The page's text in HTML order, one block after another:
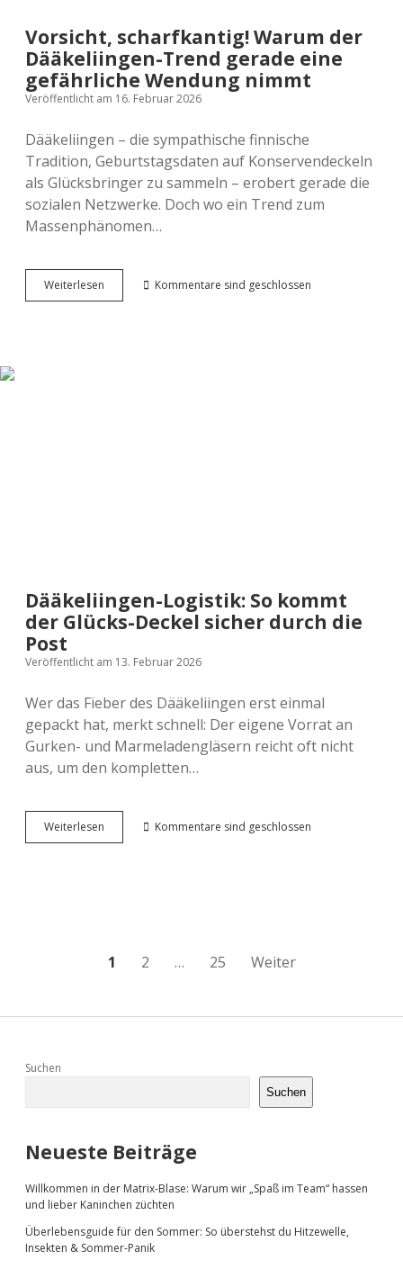
Vorsicht, scharfkantig! Warum der
Dääkeliingen-Trend gerade eine
gefährliche Wendung nimmt
Veröffentlicht am 16. Februar 2026
Dääkeliingen – die sympathische finnische
Tradition, Geburtstagsdaten auf Konservendeckeln
als Glücksbringer zu sammeln – erobert gerade die
sozialen Netzwerke. Doch wo ein Trend zum
Massenphänomen…
Weiterlesen Vorsicht,
scharfkantig!
Kommentare sind geschlossen
Dääkeliingen-Logistik: So kommt
der Glücks-Deckel sicher durch die
Post
Veröffentlicht am 13. Februar 2026
Wer das Fieber des Dääkeliingen erst einmal
gepackt hat, merkt schnell: Der eigene Vorrat an
Gurken- und Marmeladengläsern reicht oft nicht
aus, um den kompletten…
Weiterlesen Dääkeliingen-
Logistik:
durch
die
Kommentare sind geschlossen
Seitennummerierung
1 2 … 25 Weiter
Sidebar
Suchen
Suchen
Neueste Beiträge
Willkommen in der Matrix-Blase: Warum wir „Spaß im Team“ hassen
und lieber Kaninchen züchten
Überlebensguide für den Sommer: So überstehst du Hitzewelle,
Insekten & Sommer-Panik